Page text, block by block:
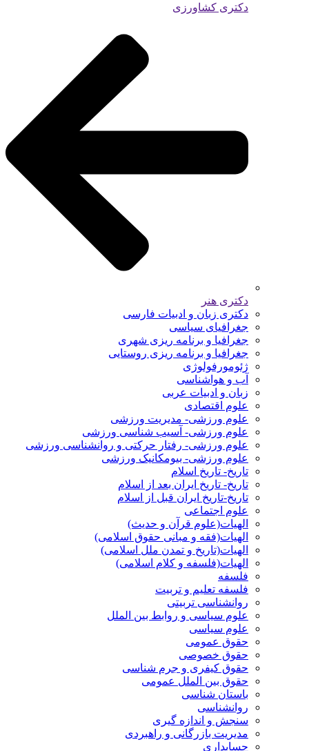
دکتری کشاورزی
دکتری هنر
دکتری زبان و ادبیات فارسی
جغرافیای سیاسی
جغرافیا و برنامه ریزی شهری
جغرافیا و برنامه ریزی روستایی
ژئومورفولوژی
آب و هواشناسی
زبان و ادبیات عربی
علوم اقتصادی
علوم ورزشی- مدیریت ورزشی
علوم ورزشی- آسیب شناسی ورزشی
علوم ورزشی- رفتار حرکتی و روانشناسی ورزشی
علوم ورزشی- بیومکانیک ورزشی
تاریخ- تاریخ اسلام
تاریخ- تاریخ ایران بعد از اسلام
تاریخ-تاریخ ایران قبل از اسلام
علوم اجتماعی
الهیات(علوم قرآن و حدیث)
الهیات(فقه و مبانی حقوق اسلامی)
الهیات(تاریخ و تمدن ملل اسلامی)
الهیات(فلسفه و کلام اسلامی)
فلسفه
فلسفه تعلیم و تربیت
روانشناسی تربیتی
علوم سیاسی و روابط بین الملل
علوم سیاسی
حقوق عمومی
حقوق خصوصی
حقوق کیفری و جرم شناسی
حقوق بین الملل عمومی
باستان شناسی
روانشناسی
سنجش و اندازه گیری
مدیریت بازرگانی و راهبردی
حسابداری